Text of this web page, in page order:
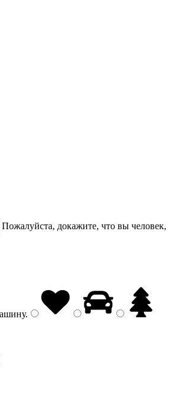
Пожалуйста, докажите, что вы человек,
.